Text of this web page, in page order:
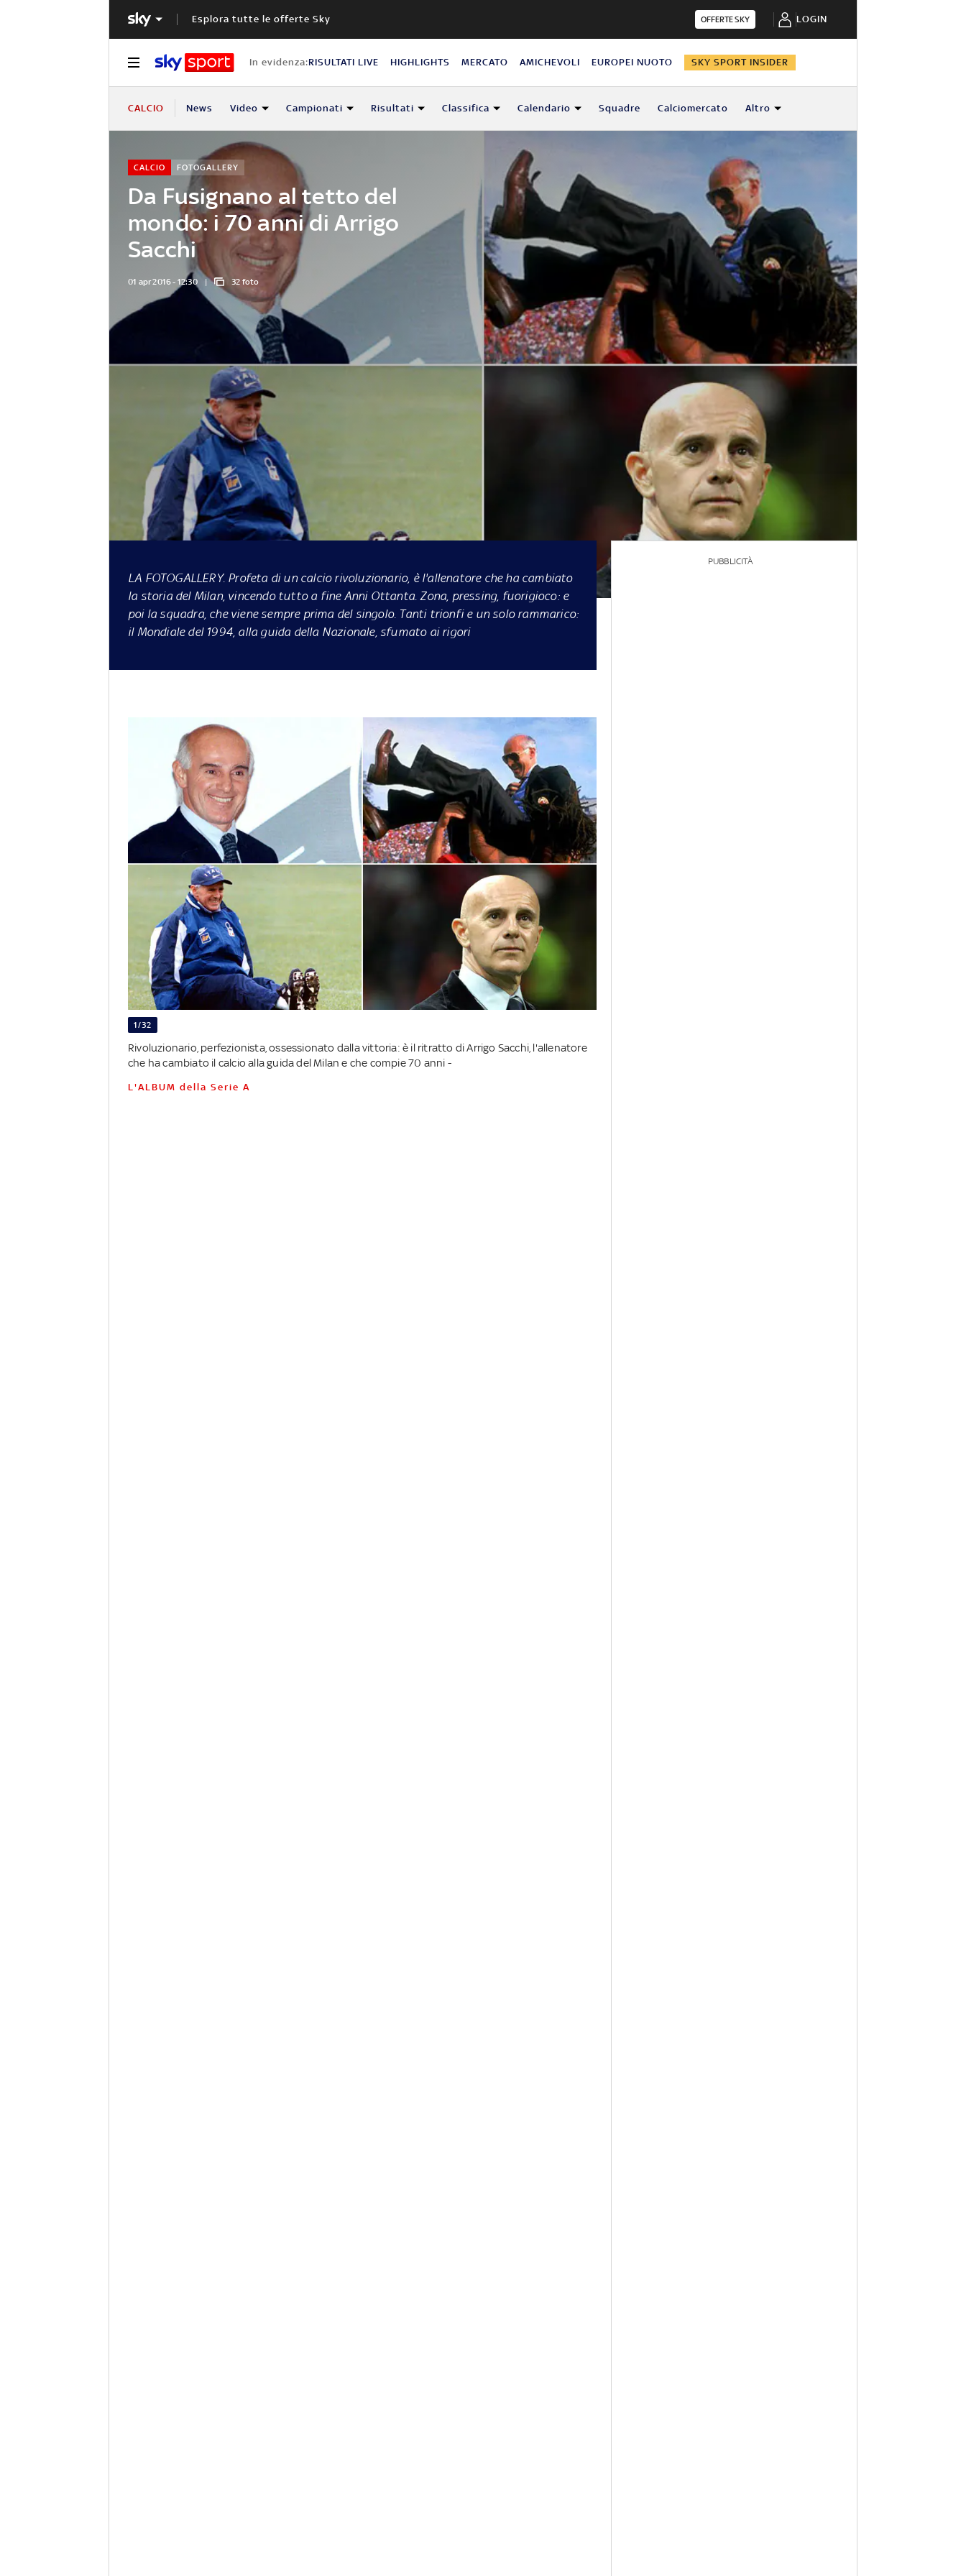
Esplora tutte le offerte Sky OFFERTE SKY LOGIN
In evidenza:RISULTATI LIVE HIGHLIGHTS MERCATO AMICHEVOLI EUROPEI NUOTO SKY SPORT INSIDER
CALCIO News Video Campionati Risultati Classifica Calendario Squadre Calciomercato Altro
Da Fusignano al tetto del
mondo: i 70 anni di Arrigo
Sacchi
CALCIO FOTOGALLERY
01 apr 2016 - 12:30 32 foto
LA FOTOGALLERY. Profeta di un calcio rivoluzionario, è l'allenatore che ha cambiato
la storia del Milan, vincendo tutto a fine Anni Ottanta. Zona, pressing, fuorigioco: e
poi la squadra, che viene sempre prima del singolo. Tanti trionfi e un solo rammarico:
il Mondiale del 1994, alla guida della Nazionale, sfumato ai rigori
1/32
Rivoluzionario, perfezionista, ossessionato dalla vittoria: è il ritratto di Arrigo Sacchi, l'allenatore
che ha cambiato il calcio alla guida del Milan e che compie 70 anni -
L'ALBUM della Serie A
PUBBLICITÀ